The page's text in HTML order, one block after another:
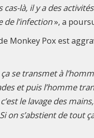
là, il y a des
l’infection», a
Monkey Pox est
se transmet à
et puis l’homme
le lavage des
s’abstient de tout